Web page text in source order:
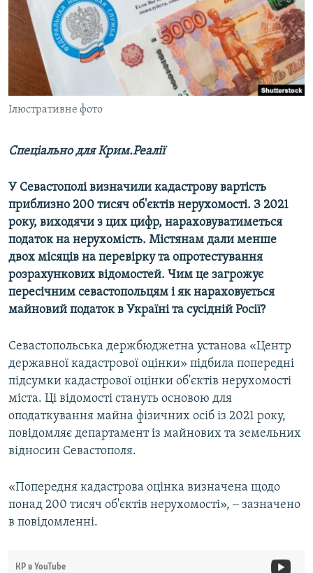
ДЕПОРТАЦІЯ
ВІДЕОУРОКИ «ELIFBE»
СВІДЧЕННЯ ОКУПАЦІЇ
УКРАЇНСЬКА ПРОБЛЕМА КРИМУ
ІНФОГРАФІКА
ЯК ОБІЙТИ БЛОКУВАННЯ
Русский
Qırımtatar
ДОЛУЧАЙСЯ!
Ілюстративне фото
Спеціально для Крим.Реалії
У Севастополі визначили кадастрову вартість
приблизно 200 тисяч об'єктів нерухомості. З 2021
року, виходячи з цих цифр, нараховуватиметься
податок на нерухомість. Містянам дали менше
двох місяців на перевірку та опротестування
розрахункових відомостей. Чим це загрожує
пересічним севастопольцям і як нараховується
майновий податок в Україні та сусідній Росії?
Севастопольська держбюджетна установа «Центр
державної кадастрової оцінки» підбила попередні
підсумки кадастрової оцінки об'єктів нерухомості
міста. Ці відомості стануть основою для
оподаткування майна фізичних осіб із 2021 року,
повідомляє департамент із майнових та земельних
відносин Севастополя.
«Попередня кадастрова оцінка визначена щодо
понад 200 тисяч об'єктів нерухомості», ‒ зазначено
в повідомленні.
КР в YouTube